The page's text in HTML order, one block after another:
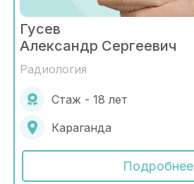
Гусев
Александр Сергеевич
Радиология
Стаж - 18 лет
Караганда
Подробнее